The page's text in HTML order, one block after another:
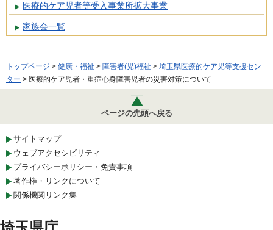
医療的ケア児者等受入事業所拡大事業
家族会一覧
トップページ > 健康・福祉 > 障害者(児)福祉 > 埼玉県医療的ケア児等支援セン
ター > 医療的ケア児者・重症心身障害児者の災害対策について
ページの先頭へ戻る
サイトマップ
ウェブアクセシビリティ
プライバシーポリシー・免責事項
著作権・リンクについて
関係機関リンク集